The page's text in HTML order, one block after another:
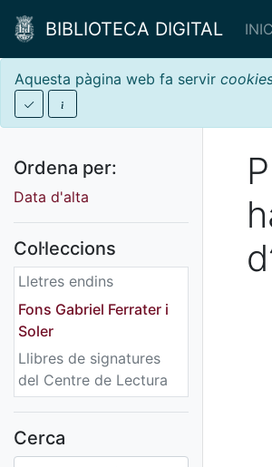
BIBLIOTECA DIGITAL
Aquesta pàgina web fa servir
Ordena per:
Data d'alta
Col·leccions
Lletres endins
Fons Gabriel Ferrater i
Soler
Llibres de signatures
del Centre de Lectura
Fons sonor de Ràdio
Reus
Cartells
Cerca